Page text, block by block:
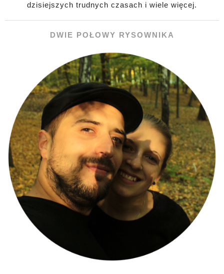
dzisiejszych trudnych czasach i wiele więcej.
DWIE POŁOWY RYSOWNIKA